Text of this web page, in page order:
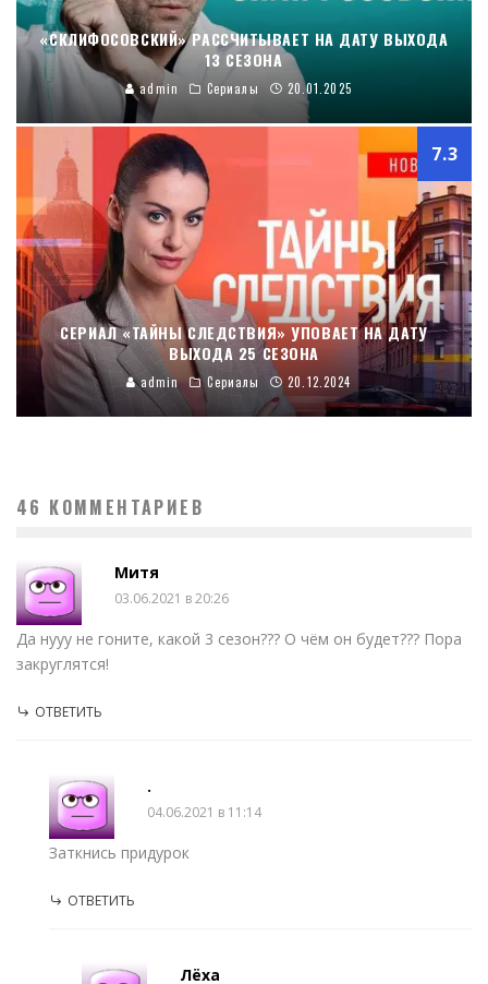
«СКЛИФОСОВСКИЙ» РАССЧИТЫВАЕТ НА ДАТУ ВЫХОДА
13 СЕЗОНА
admin Сериалы 20.01.2025
7.3
СЕРИАЛ «ТАЙНЫ СЛЕДСТВИЯ» УПОВАЕТ НА ДАТУ
ВЫХОДА 25 СЕЗОНА
admin Сериалы 20.12.2024
46 КОММЕНТАРИЕВ
Митя
03.06.2021 в 20:26
Да нууу не гоните, какой 3 сезон??? О чём он будет??? Пора
закруглятся!
ОТВЕТИТЬ
.
04.06.2021 в 11:14
Заткнись придурок
ОТВЕТИТЬ
Лёха